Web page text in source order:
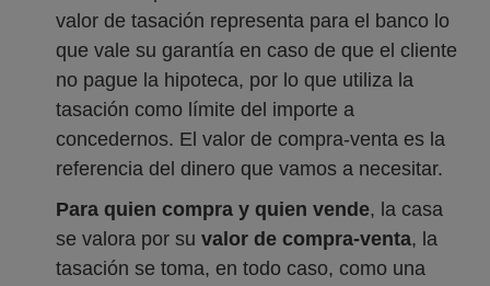
valor de tasación representa para el banco lo
que vale su garantía en caso de que el cliente
no pague la hipoteca, por lo que utiliza la
tasación como límite del importe a
concedernos. El valor de compra-venta es la
referencia del dinero que vamos a necesitar.
Para quien compra y quien vende, la casa
se valora por su valor de compra-venta, la
tasación se toma, en todo caso, como una